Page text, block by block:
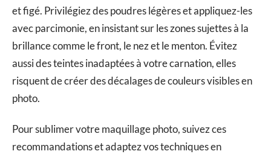
et figé. Privilégiez des poudres légères et appliquez-les
avec parcimonie, en insistant sur les zones sujettes à la
brillance comme le front, le nez et le menton. Évitez
aussi des teintes inadaptées à votre carnation, elles
risquent de créer des décalages de couleurs visibles en
photo.
Pour sublimer votre maquillage photo, suivez ces
recommandations et adaptez vos techniques en